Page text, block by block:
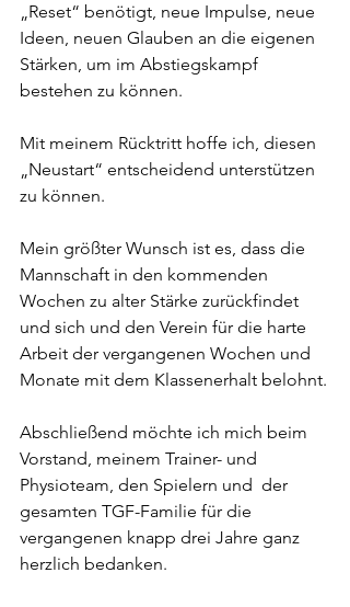
„Reset“ benötigt, neue Impulse, neue
Ideen, neuen Glauben an die eigenen
Stärken, um im Abstiegskampf
bestehen zu können.
Mit meinem Rücktritt hoffe ich, diesen
„Neustart“ entscheidend unterstützen
zu können.
Mein größter Wunsch ist es, dass die
Mannschaft in den kommenden
Wochen zu alter Stärke zurückfindet
und sich und den Verein für die harte
Arbeit der vergangenen Wochen und
Monate mit dem Klassenerhalt belohnt.
Abschließend möchte ich mich beim
Vorstand, meinem Trainer- und
Physioteam, den Spielern und  der
gesamten TGF-Familie für die
vergangenen knapp drei Jahre ganz
herzlich bedanken.